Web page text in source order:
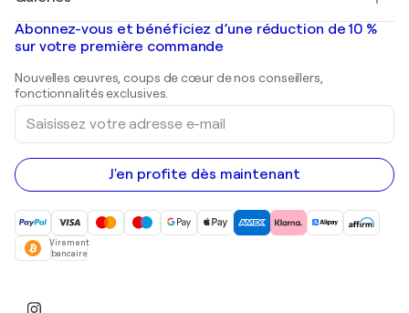
Banksy
Mr. Brainwash
Shepard Fairey
Peintures de paysage
Estampes
Peintures acryliques
Galeries d'art en France
Galeries d'art en Belgique
Abonnez-vous et bénéficiez d’une réduction de 10 %
sur votre première commande
Nouvelles œuvres, coups de cœur de nos conseillers,
fonctionnalités exclusives.
Saisissez
votre
adresse
e-
mail
J'en profite dès maintenant
Virement
bancaire